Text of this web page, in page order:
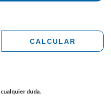
CALCULAR
duda.